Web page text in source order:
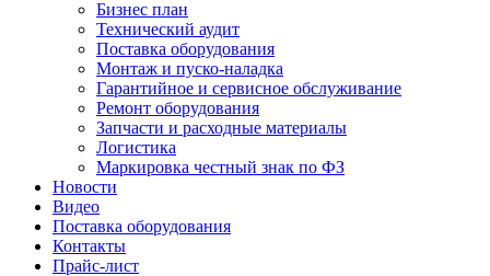
Бизнес план
Технический аудит
Поставка оборудования
Монтаж и пуско-наладка
Гарантийное и сервисное обслуживание
Ремонт оборудования
Запчасти и расходные материалы
Логистика
Маркировка честный знак по ФЗ
Новости
Видео
Поставка оборудования
Контакты
Прайс-лист